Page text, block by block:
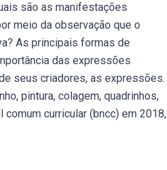
são as manifestações
meio da observação que o
As principais formas de
das expressões
seus criadores, as expressões.
pintura, colagem, quadrinhos,
comum curricular (bncc) em 2018,